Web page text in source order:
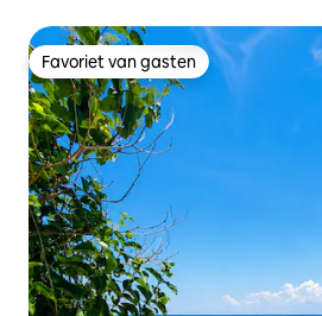
Favoriet van gasten
Favoriet van gasten